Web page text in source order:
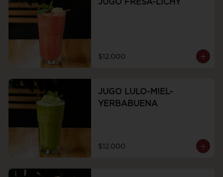
JUGO FRESA-LICHY
$12.000
JUGO LULO-MIEL-
YERBABUENA
$12.000